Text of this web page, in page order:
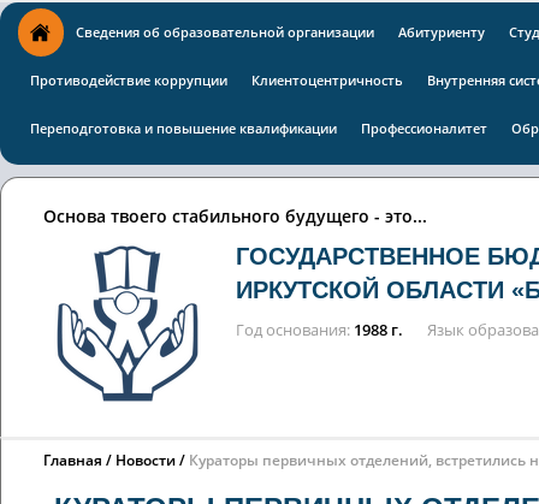
Сведения об образовательной организации Абитуриенту
Противодействие коррупции Клиентоцентричность Внутренняя
Переподготовка и повышение квалификации Профессионалитет
Основа твоего стабильного будущего - это...
ГОСУДАРСТВЕННОЕ
ИРКУТСКОЙ ОБЛАСТИ
Год основания 1988 г. Язык
Главная Новости Кураторы первичных отделений,